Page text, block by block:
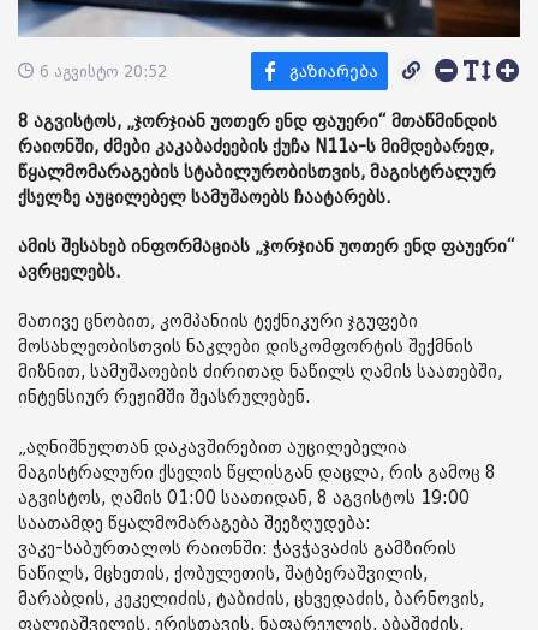
6 აგვისტო 20:52
8 აგვისტოს, „ჯორჯიან უოთერ ენდ ფაუერი“ მთაწმინდის
რაიონში, ძმები კაკაბაძეების ქუჩა N11ა-ს მიმდებარედ,
წყალმომარაგების სტაბილურობისთვის, მაგისტრალურ
ქსელზე აუცილებელ სამუშაოებს ჩაატარებს.
ამის შესახებ ინფორმაციას „ჯორჯიან უოთერ ენდ ფაუერი“
ავრცელებს.
მათივე ცნობით, კომპანიის ტექნიკური ჯგუფები
მოსახლეობისთვის ნაკლები დისკომფორტის შექმნის
მიზნით, სამუშაოების ძირითად ნაწილს ღამის საათებში,
ინტენსიურ რეჟიმში შეასრულებენ.
„აღნიშნულთან დაკავშირებით აუცილებელია
მაგისტრალური ქსელის წყლისგან დაცლა, რის გამოც 8
აგვისტოს, ღამის 01:00 საათიდან, 8 აგვისტოს 19:00
საათამდე წყალმომარაგება შეეზღუდება:
ვაკე-საბურთალოს რაიონში: ჭავჭავაძის გამზირის
ნაწილს, მცხეთის, ქობულეთის, შატბერაშვილის,
მარაბდის, კეკელიძის, ტაბიძის, ცხვედაძის, ბარნოვის,
ფალიაშვილის, ერისთავის, ნაფარეულის, აბაშიძის,